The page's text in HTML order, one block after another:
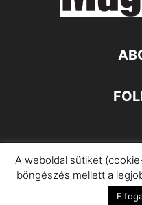
Impresszum
A weboldal sütiket
böngészés mellett a